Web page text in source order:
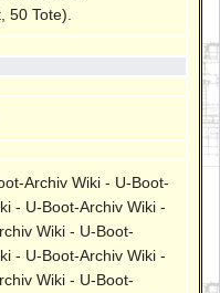
50 Tote).
Archiv Wiki - U-Boot-
- U-Boot-Archiv Wiki -
Wiki - U-Boot-
- U-Boot-Archiv Wiki -
Wiki - U-Boot-